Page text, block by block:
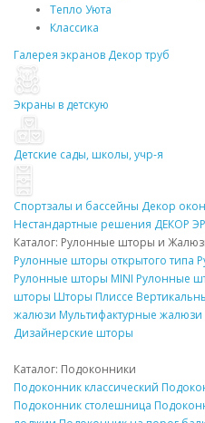
Тепло Уюта
Классика
Галерея экранов Декортруб
Экраны в детскую
Детские сады, школы, учр-я
Спортзалы и бассейны Декор
Нестандартные решения ДЕКОР
Каталог: Рулонные шторы и
Рулонные шторы открытого типа
Рулонные шторы MINI Рулонные
шторы Шторы Плиссе
жалюзи Мультифактурные жалюзи
Дизайнерские шторы
Каталог: Подоконники
Подоконник классический
Подоконник столешница